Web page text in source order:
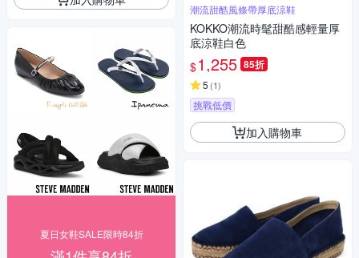
夏日女鞋SALE限時84折
潮流甜酷風條帶厚底涼鞋
KOKKO潮流時髦甜酷感輕量厚
底涼鞋白色
$1,255 85折
5 (1)
挑戰低價
加入購物車